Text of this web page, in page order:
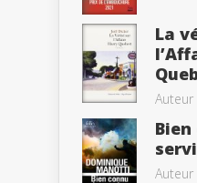
La
Auteur
Auteur